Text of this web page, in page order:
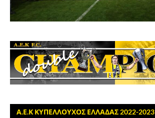
Α.Ε.Κ ΚΥΠΕΛΛΟΥΧΟΣ ΕΛΛΑΔΑΣ 2022-2023